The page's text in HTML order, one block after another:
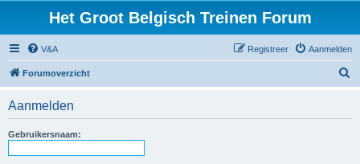
Het Groot Belgisch Treinen Forum
V&A Aanmelden
Registreer
Forumoverzicht
Aanmelden
Gebruikersnaam: